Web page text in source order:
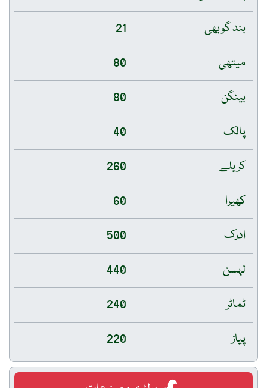
بند گوبھی
21
میتھی
80
بینگن
80
پالک
40
کریلے
260
کھیرا
60
ادرک
500
لہسن
440
ٹماٹر
240
پیاز
220